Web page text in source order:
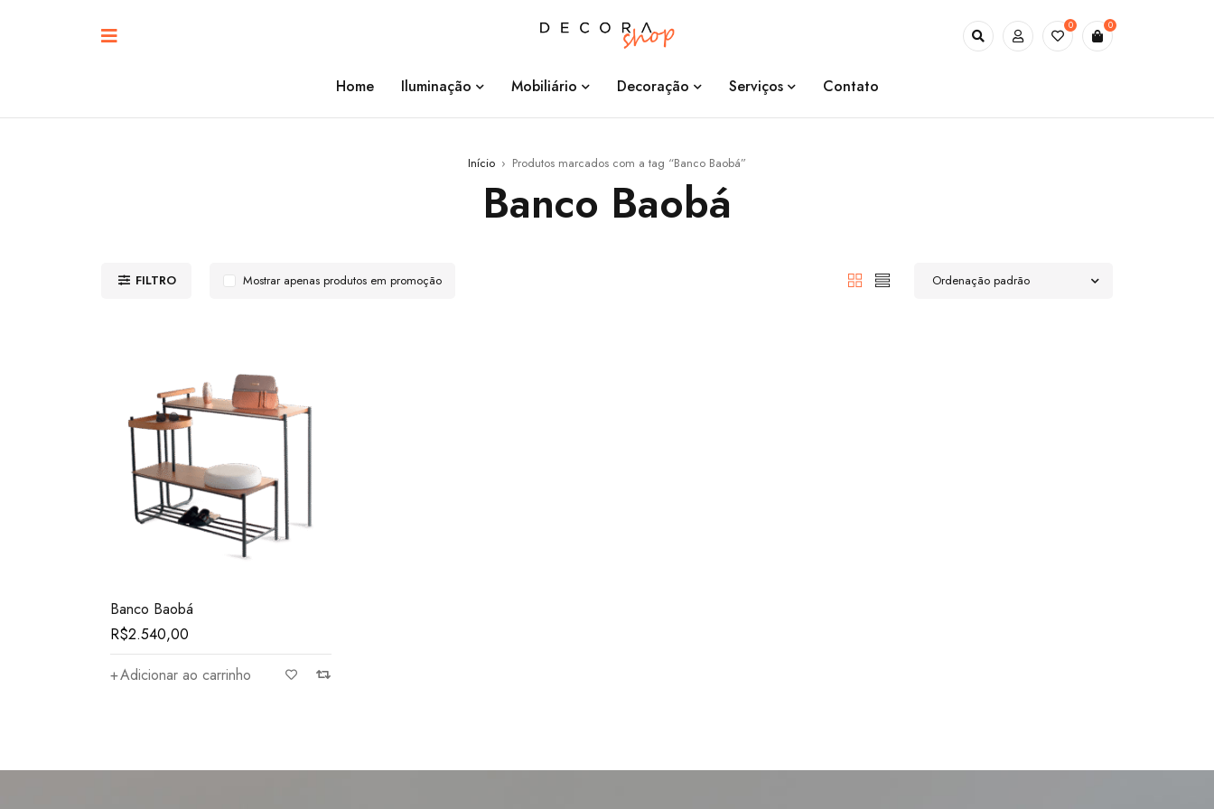
0 0
Home Iluminação Mobiliário Decoração Serviços Contato
Início › Produtos marcados com a tag “Banco Baobá”
Banco Baobá
FILTRO Ordenação padrão
Mostrar apenas produtos em promoção
Banco Baobá
R$2.540,00
Adicionar ao carrinho